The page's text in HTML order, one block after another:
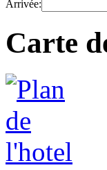
Arrivée:
Carte